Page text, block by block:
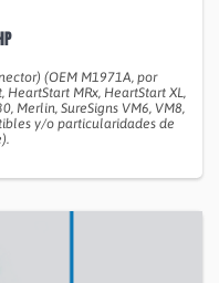
(OEM M1971A, por
MRx, HeartStart XL,
Merlin, SureSigns VM6, VM8,
y/o particularidades de